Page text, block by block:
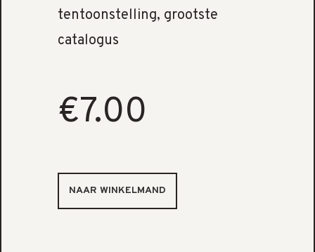
tentoonstelling, grootste
catalogus
€7.00